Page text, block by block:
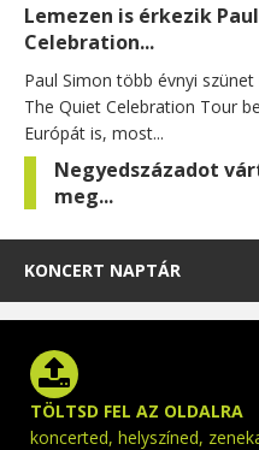
Lemezen is érkezik
Celebration...
Paul Simon több évnyi
The Quiet Celebration Tour
Európát is, most...
Negyedszázadot
meg...
KONCERT NAPTÁR
TÖLTSD FEL AZ OLDALRA
koncerted, helyszíned,